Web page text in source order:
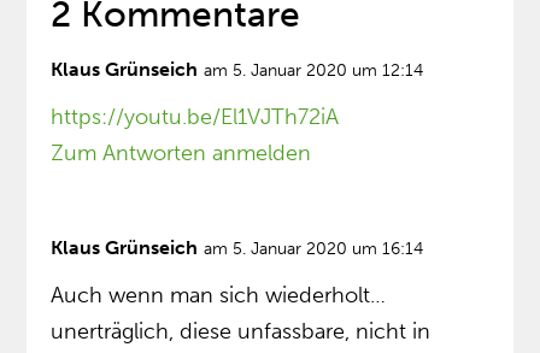
2 Kommentare
Klaus Grünseich am 5. Januar 2020 um 12:14
https://youtu.be/El1VJTh72iA
Zum Antworten anmelden
Klaus Grünseich am 5. Januar 2020 um 16:14
Auch wenn man sich wiederholt…
unerträglich, diese unfassbare, nicht in